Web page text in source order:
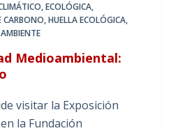
,ECOLÓGICA,
CARBONO,HUELLA ECOLÓGICA,
Medioambiental:
visitar la Exposición
la Fundación